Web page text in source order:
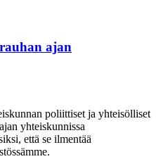
ajan
poliittiset ja yhteisölliset
yhteiskunnissa
että se ilmentää